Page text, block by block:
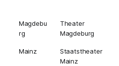
Magdebu
rg
Theater
Magdeburg
Mainz
Staatstheater
Mainz